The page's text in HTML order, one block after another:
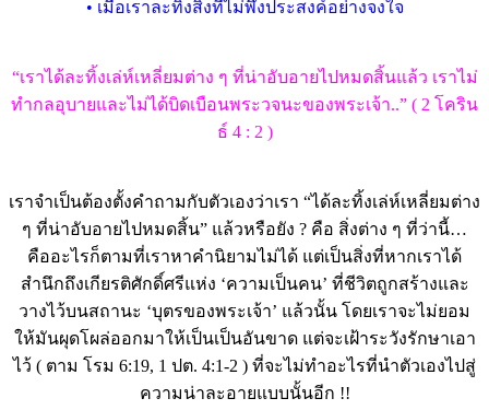
• เมื่อเราละทิ้งสิ่งที่ไม่พึงประสงค์อย่างจงใจ
“เราได้ละทิ้งเล่ห์เหลี่ยมต่าง ๆ ที่น่าอับอายไปหมดสิ้นแล้ว เราไม่
ทำกลอุบายและไม่ได้บิดเบือนพระวจนะของพระเจ้า..” ( 2 โคริน
ธ์ 4 : 2 )
เราจำเป็นต้องตั้งคำถามกับตัวเองว่าเรา “ได้ละทิ้งเล่ห์เหลี่ยมต่าง
ๆ ที่น่าอับอายไปหมดสิ้น” แล้วหรือยัง ? คือ สิ่งต่าง ๆ ที่ว่านี้…
คืออะไรก็ตามที่เราหาคำนิยามไม่ได้ แต่เป็นสิ่งที่หากเราได้
สำนึกถึงเกียรติศักดิ์ศรีแห่ง ‘ความเป็นคน’ ที่ชีวิตถูกสร้างและ
วางไว้บนสถานะ ‘บุตรของพระเจ้า’ แล้วนั้น โดยเราจะไม่ยอม
ให้มันผุดโผล่ออกมาให้เป็นเป็นอันขาด แต่จะเฝ้าระวังรักษาเอา
ไว้ ( ตาม โรม 6:19, 1 ปต. 4:1-2 ) ที่จะไม่ทำอะไรที่นำตัวเองไปสู่
ความน่าละอายแบบนั้นอีก !!